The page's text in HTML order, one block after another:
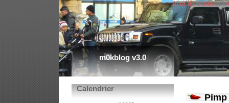
m0kblog v3.0
Aller au contenu|
Calendrier